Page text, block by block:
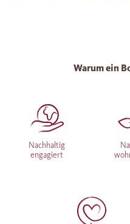
Warum ein
Nachhaltig
engagiert